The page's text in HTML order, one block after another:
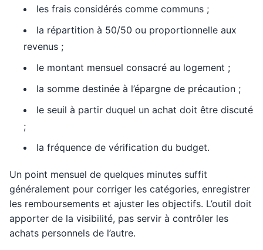
les frais considérés comme communs ;
la répartition à 50/50 ou proportionnelle aux
revenus ;
le montant mensuel consacré au logement ;
la somme destinée à l’épargne de précaution ;
le seuil à partir duquel un achat doit être discuté
;
la fréquence de vérification du budget.
Un point mensuel de quelques minutes suffit
généralement pour corriger les catégories, enregistrer
les remboursements et ajuster les objectifs. L’outil doit
apporter de la visibilité, pas servir à contrôler les
achats personnels de l’autre.